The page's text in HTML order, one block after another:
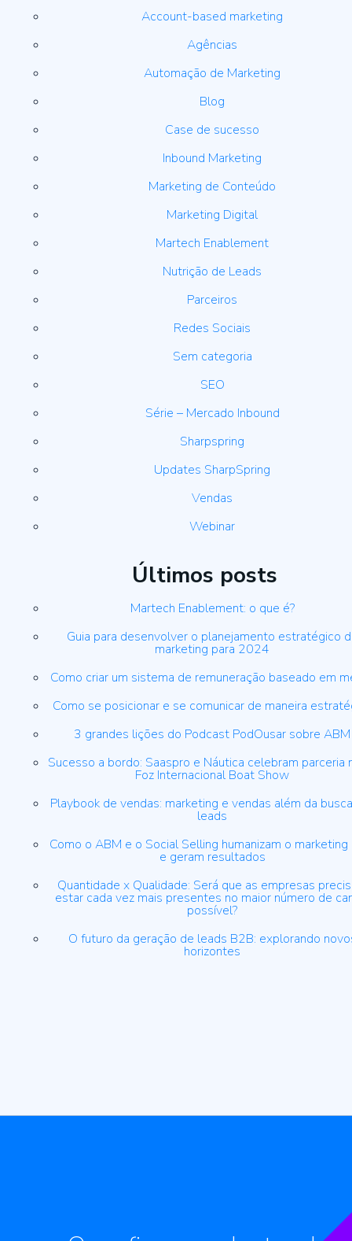
Account-based marketing
Agências
Automação de Marketing
Blog
Case de sucesso
Inbound Marketing
Marketing de Conteúdo
Marketing Digital
Martech Enablement
Nutrição de Leads
Parceiros
Redes Sociais
Sem categoria
SEO
Série – Mercado Inbound
Sharpspring
Updates SharpSpring
Vendas
Webinar
Últimos posts
Martech Enablement: o que é?
Guia para desenvolver o planejamento estratégico
marketing para 2024
Como criar um sistema de remuneração baseado em
Como se posicionar e se comunicar de maneira
3 grandes lições do Podcast PodOusar sobre ABM
Sucesso a bordo: Saaspro e Náutica celebram parceria
Foz Internacional Boat Show
Playbook de vendas: marketing e vendas além da
leads
Como o ABM e o Social Selling humanizam o
e geram resultados
Quantidade x Qualidade: Será que as empresas
estar cada vez mais presentes no maior número de
possível?
O futuro da geração de leads B2B: explorando
horizontes